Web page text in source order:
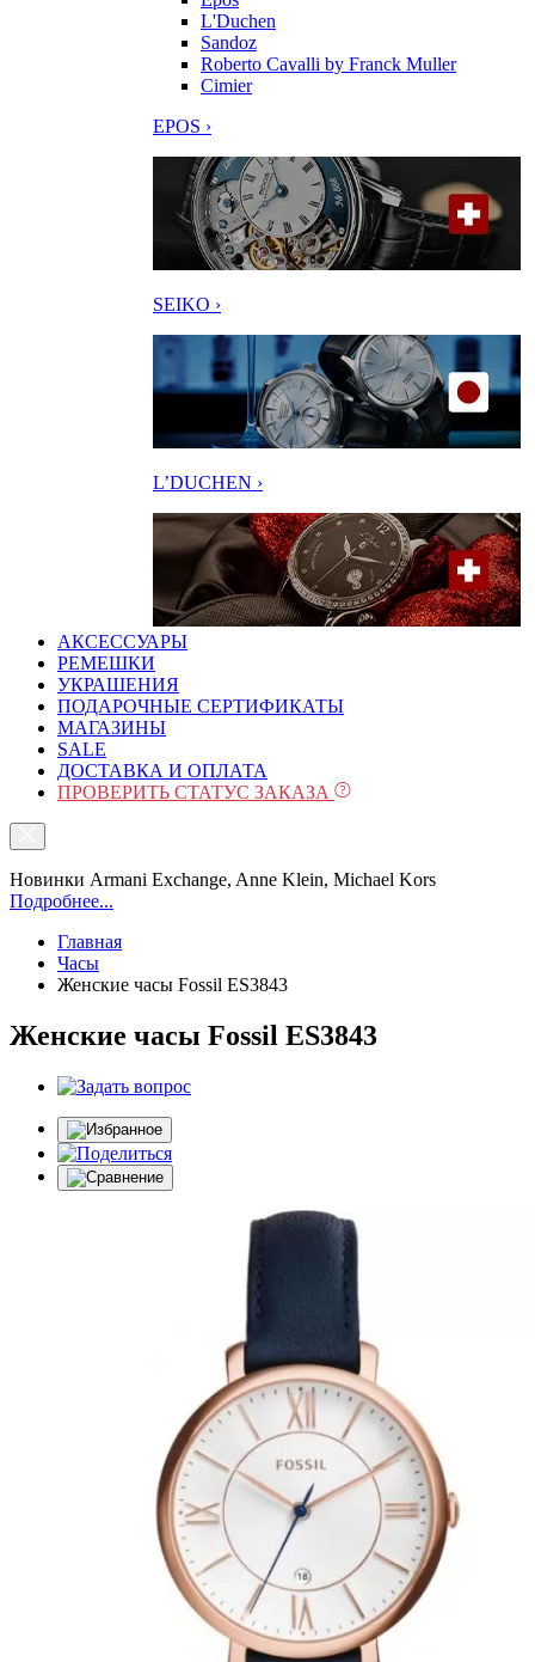
L'Duchen
Sandoz
Roberto Cavalli by Franck Muller
Cimier
EPOS ›
SEIKO ›
L’DUCHEN ›
АКСЕССУАРЫ
РЕМЕШКИ
УКРАШЕНИЯ
ПОДАРОЧНЫЕ СЕРТИФИКАТЫ
МАГАЗИНЫ
SALE
ДОСТАВКА И ОПЛАТА
ПРОВЕРИТЬ СТАТУС ЗАКАЗА
Новинки Armani Exchange, Anne Klein, Michael Kors
Подробнее...
Главная
Часы
Женские часы Fossil ES3843
Женские часы Fossil ES3843